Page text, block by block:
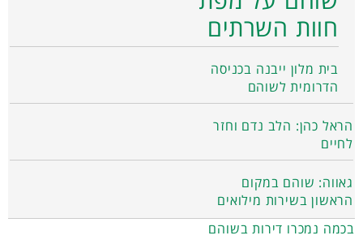
חוות השרתים
בית מלון ייבנה בכניסה
הדרומית לשוהם
הראל כהן: הלב נדם וחזר
לחיים
גאווה: שוהם במקום
הראשון בשירות מילואים
בכמה נמכרו דירות בשוהם